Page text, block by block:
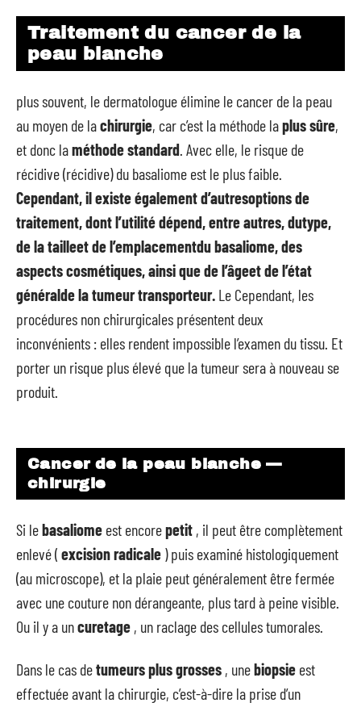
Traitement du cancer de la
peau blanche
plus souvent, le dermatologue élimine le cancer de la peau
au moyen de lachirurgie, car c’est la méthode laplus sûre,
et donc laméthode standard. Avec elle, le risque de
récidive (récidive) du basaliome est le plus faible.
Cependant, il existe également d’autresoptions de
traitement, dont l’utilité dépend, entre autres, dutype,
de la tailleet de l’emplacementdu basaliome, des
aspects cosmétiques, ainsi que de l’âgeet de l’état
généralde la tumeur transporteur. Le Cependant, les
procédures non chirurgicales présentent deux
inconvénients : elles rendent impossible l’examen du tissu. Et
porter un risque plus élevé que la tumeur sera à nouveau se
produit.
Cancer de la peau blanche —
chirurgie
Si lebasaliome est encorepetit , il peut être complètement
enlevé ( excision radicale ) puis examiné histologiquement
(au microscope), et la plaie peut généralement être fermée
avec une couture non dérangeante, plus tard à peine visible.
Ou il y a uncuretage , un raclage des cellules tumorales.
Dans le cas detumeurs plus grosses , unebiopsie est
effectuée avant la chirurgie, c’est-à-dire la prise d’un